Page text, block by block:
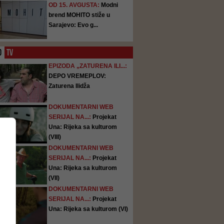
OD 15. AVGUSTA: Modni
brend MOHITO stiže u
Sarajevo: Evo g...
TV
EPIZODA „ZATURENA ILI...:
DEPO VREMEPLOV:
Zaturena Ilidža
DOKUMENTARNI WEB
SERIJAL NA...: Projekat
Una: Rijeka sa kulturom
(VIII)
DOKUMENTARNI WEB
SERIJAL NA...: Projekat
Una: Rijeka sa kulturom
(VII)
DOKUMENTARNI WEB
SERIJAL NA...: Projekat
Una: Rijeka sa kulturom (VI)